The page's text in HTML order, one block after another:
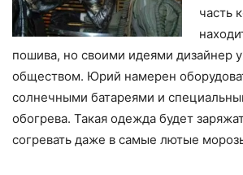
часть
пошива, но своими идеями дизайнер
обществом. Юрий намерен
солнечными батареями и
обогрева. Такая одежда будет
согревать даже в самые лютые